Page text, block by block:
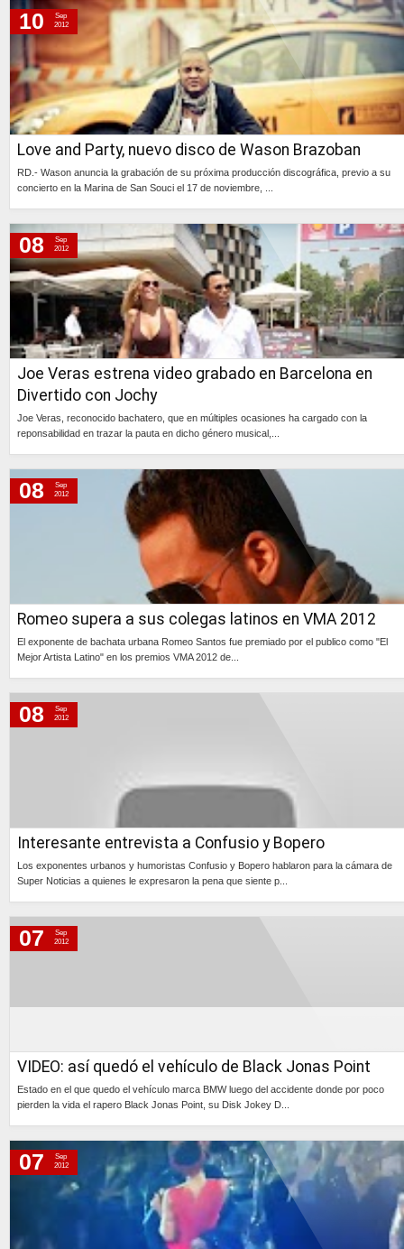
Love and Party, nuevo disco de Wason Brazoban
RD.- Wason anuncia la grabación de su próxima producción discográfica, previo a su
concierto en la Marina de San Souci el 17 de noviembre, ...
10
Sep
2012
Joe Veras estrena video grabado en Barcelona en
Divertido con Jochy
Joe Veras, reconocido bachatero, que en múltiples ocasiones ha cargado con la
reponsabilidad en trazar la pauta en dicho género musical,...
08
Sep
2012
Romeo supera a sus colegas latinos en VMA 2012
El exponente de bachata urbana Romeo Santos fue premiado por el publico como "El
Mejor Artista Latino" en los premios VMA 2012 de...
08
Sep
2012
Interesante entrevista a Confusio y Bopero
Los exponentes urbanos y humoristas Confusio y Bopero hablaron para la cámara de
Super Noticias a quienes le expresaron la pena que siente p...
08
Sep
2012
VIDEO: así quedó el vehículo de Black Jonas Point
Estado en el que quedo el vehículo marca BMW luego del accidente donde por poco
pierden la vida el rapero Black Jonas Point, su Disk Jokey D...
07
Sep
2012
07
Sep
2012